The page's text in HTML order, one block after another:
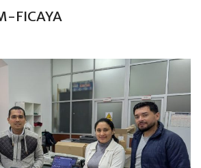
FICAYA